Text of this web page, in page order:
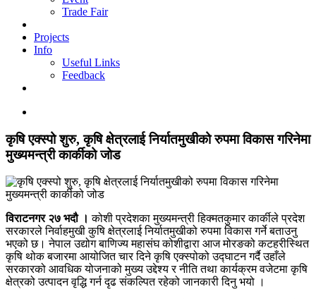
Trade Fair
Projects
Info
Useful Links
Feedback
कृषि एक्स्पो शुरु, कृषि क्षेत्रलाई निर्यातमुखीको रुपमा विकास गरिनेमा
मुख्यमन्त्री कार्कीको जोड
विराटनगर २७ भदौ । कोशी प्रदेशका मुख्यमन्त्री हिक्मतकुमार कार्कीले प्रदेश
सरकारले निर्वाहमुखी कुषि क्षेत्रलाई निर्यातमुखीको रुपमा विकास गर्ने बताउनु
भएको छ। नेपाल उद्योग बाणिज्य महासंघ कोशीद्वारा आज मोरङको कटहरीस्थित
कृषि थोक बजारमा आयोजित चार दिने कृषि एक्स्पोको उद्घाटन गर्दै उहाँले
सरकारको आवधिक योजनाको मुख्य उद्देश्य र नीति तथा कार्यक्रम वजेटमा कृषि
क्षेत्रको उत्पादन वृद्धि गर्न दृढ संकल्पित रहेको जानकारी दिनु भयो ।